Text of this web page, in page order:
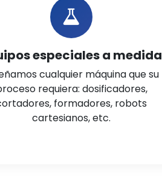
especiales a medida
cualquier máquina que su
requiera: dosificadores,
formadores, robots
cartesianos, etc.